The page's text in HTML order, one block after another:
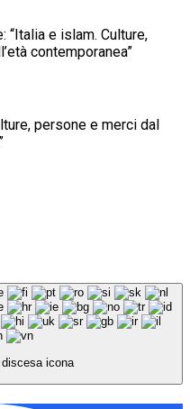
“Italia e islam. Culture,
contemporanea”
persone e merci dal